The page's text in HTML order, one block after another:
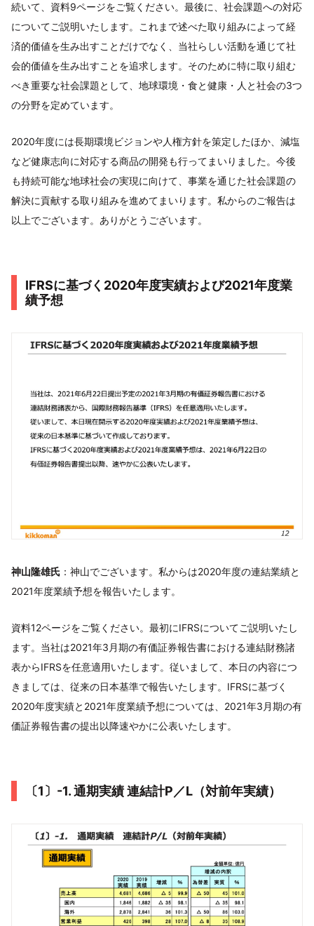
続いて、資料9ページをご覧ください。最後に、社会課題への対応
についてご説明いたします。これまで述べた取り組みによって経
済的価値を生み出すことだけでなく、当社らしい活動を通じて社
会的価値を生み出すことを追求します。そのために特に取り組む
べき重要な社会課題として、地球環境・食と健康・人と社会の3つ
の分野を定めています。
2020年度には長期環境ビジョンや人権方針を策定したほか、減塩
など健康志向に対応する商品の開発も行ってまいりました。今後
も持続可能な地球社会の実現に向けて、事業を通じた社会課題の
解決に貢献する取り組みを進めてまいります。私からのご報告は
以上でございます。ありがとうございます。
IFRSに基づく2020年度実績および2021年度業
績予想
神山隆雄氏 ：神山でございます。私からは2020年度の連結業績と
2021年度業績予想を報告いたします。
資料12ページをご覧ください。最初にIFRSについてご説明いたし
ます。当社は2021年3月期の有価証券報告書における連結財務諸
表からIFRSを任意適用いたします。従いまして、本日の内容につ
きましては、従来の日本基準で報告いたします。IFRSに基づく
2020年度実績と2021年度業績予想については、2021年3月期の有
価証券報告書の提出以降速やかに公表いたします。
〔1〕-1. 通期実績 連結計P／L（対前年実績）